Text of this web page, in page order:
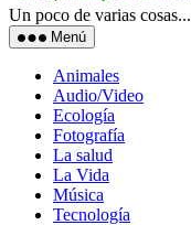
Un poco de varias cosas...
Menú
Animales
Audio/Video
Ecología
Fotografía
La salud
La Vida
Música
Tecnología